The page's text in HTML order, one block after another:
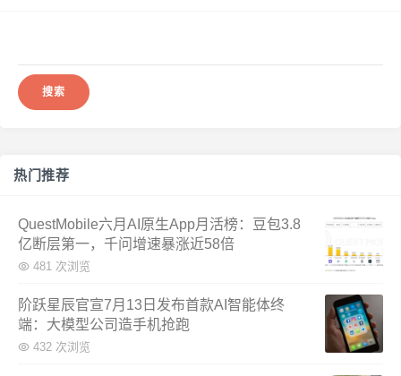
热门推荐
QuestMobile六月AI原生App月活榜：豆包3.8
亿断层第一，千问增速暴涨近58倍
481 次浏览
阶跃星辰官宣7月13日发布首款AI智能体终
端：大模型公司造手机抢跑
432 次浏览